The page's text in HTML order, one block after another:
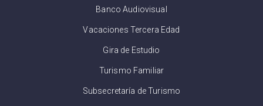
Banco Audiovisual
Vacaciones Tercera Edad
Gira de Estudio
Turismo Familiar
Subsecretaría de Turismo